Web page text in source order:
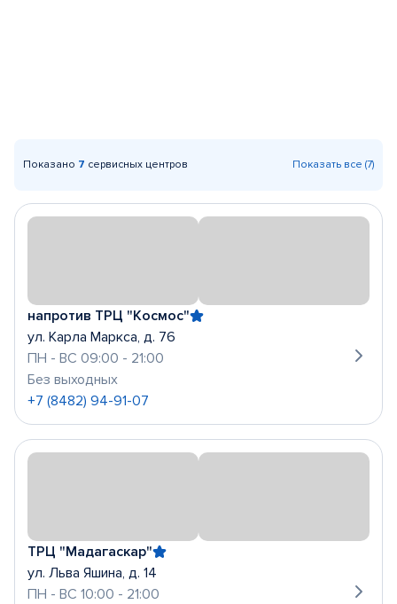
Показано 7 сервисных центров Показать все (7)
напротив ТРЦ "Космос"
ул. Карла Маркса, д. 76
ПН - ВС 09:00 - 21:00
Без выходных
+7 (8482) 94-91-07
ТРЦ "Мадагаскар"
ул. Льва Яшина, д. 14
ПН - ВС 10:00 - 21:00